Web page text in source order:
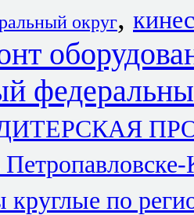
округ,
круглые по